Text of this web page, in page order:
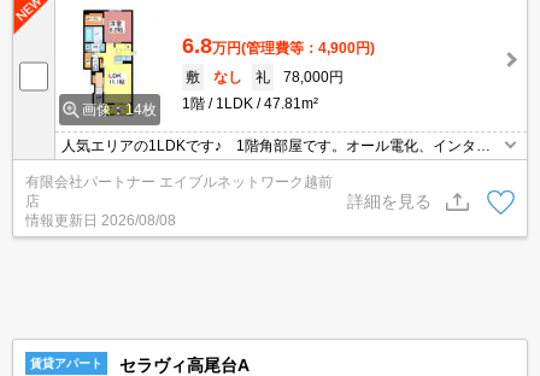
画像：14枚
6.8万円(管理費等：4,900円)
敷
なし 礼
78,000円
1階
1LDK 47.81m²
人気エリアの1LDKです♪ 1階角部屋です。オール電化、インター
ネット無料、IH付きキッチン、TVモニターホン、エアコン2台付
き、防犯カメラなど充実した設備です！ サンルーム付きで雨の日
有限会社パートナー エイブルネットワーク越前
店
情報更新日 2026/08/08
詳細を見る
賃貸アパート セラヴィ高尾台A